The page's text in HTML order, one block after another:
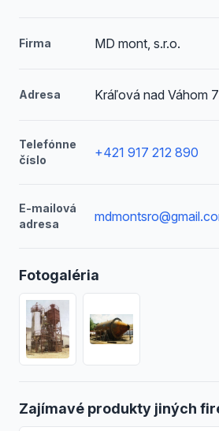
Firma MD mont, s.r.o.
Adresa Kráľová nad Váhom
Telefónne
číslo
+421 917 212 890
E-mailová
adresa
Fotogaléria
Zajímavé produkty jiných